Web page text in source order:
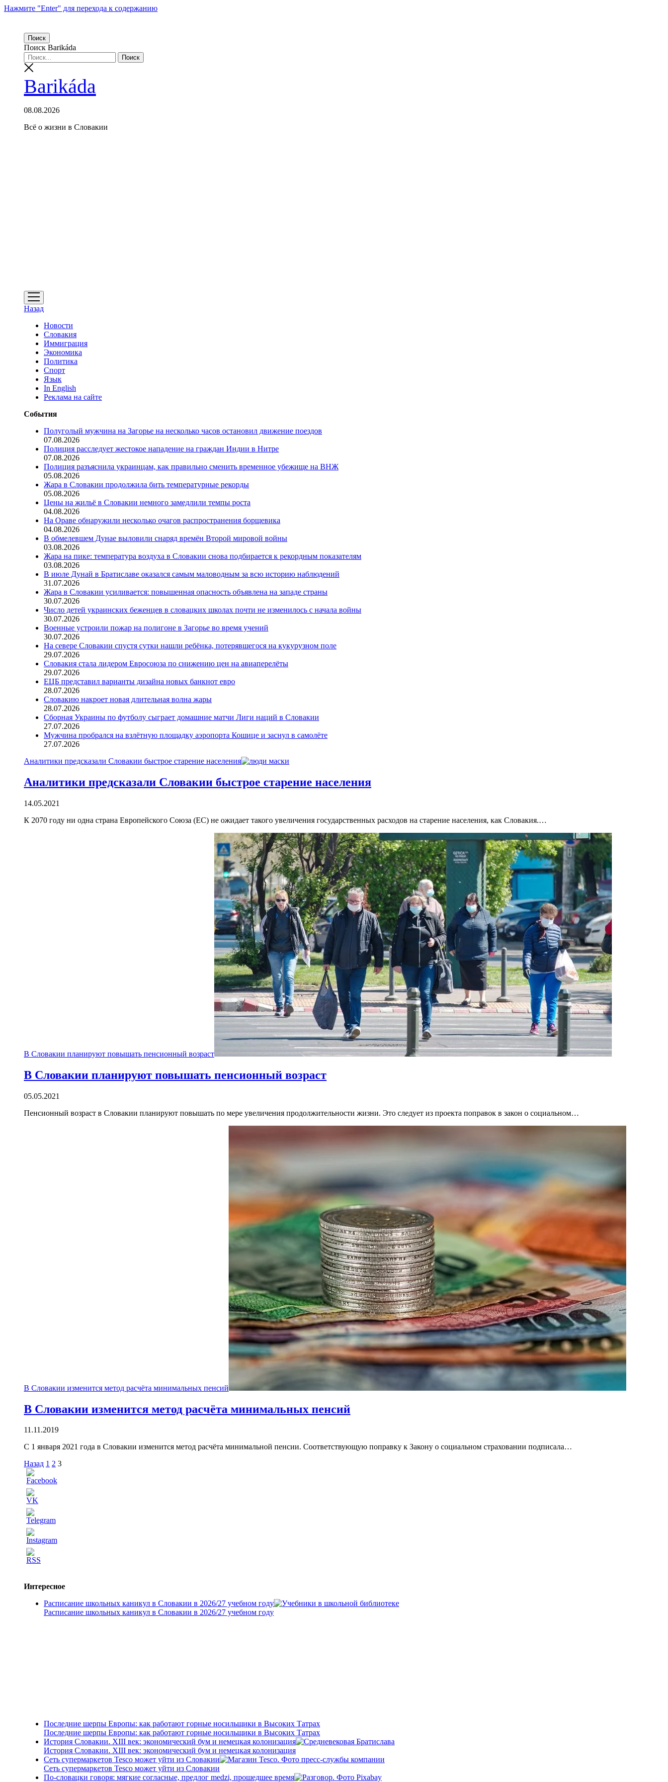
Нажмите "Enter" для перехода к содержанию
Поиск
Поиск Barikáda
Barikáda
08.08.2026
Всё о жизни в Словакии
открыть
меню
Назад
Новости
Словакия
Иммиграция
Экономика
Политика
Спорт
Язык
In English
Реклама на сайте
События
Полуголый мужчина на Загорье на несколько часов остановил движение поездов
07.08.2026
Полиция расследует жестокое нападение на граждан Индии в Нитре
07.08.2026
Полиция разъяснила украинцам, как правильно сменить временное убежище на ВНЖ
05.08.2026
Жара в Словакии продолжила бить температурные рекорды
05.08.2026
Цены на жильё в Словакии немного замедлили темпы роста
04.08.2026
На Ораве обнаружили несколько очагов распространения борщевика
04.08.2026
В обмелевшем Дунае выловили снаряд времён Второй мировой войны
03.08.2026
Жара на пике: температура воздуха в Словакии снова подбирается к рекордным показателям
03.08.2026
В июле Дунай в Братиславе оказался самым маловодным за всю историю наблюдений
31.07.2026
Жара в Словакии усиливается: повышенная опасность объявлена на западе страны
30.07.2026
Число детей украинских беженцев в словацких школах почти не изменилось с начала войны
30.07.2026
Военные устроили пожар на полигоне в Загорье во время учений
30.07.2026
На севере Словакии спустя сутки нашли ребёнка, потерявшегося на кукурузном поле
29.07.2026
Словакия стала лидером Евросоюза по снижению цен на авиаперелёты
29.07.2026
ЕЦБ представил варианты дизайна новых банкнот евро
28.07.2026
Словакию накроет новая длительная волна жары
28.07.2026
Сборная Украины по футболу сыграет домашние матчи Лиги наций в Словакии
27.07.2026
Мужчина пробрался на взлётную площадку аэропорта Кошице и заснул в самолёте
27.07.2026
Аналитики предсказали Словакии быстрое старение населения
Аналитики предсказали Словакии быстрое старение населения
14.05.2021
К 2070 году ни одна страна Европейского Союза (ЕС) не ожидает такого увеличения государственных расходов на старение населения, как Словакия.…
В Словакии планируют повышать пенсионный возраст
В Словакии планируют повышать пенсионный возраст
05.05.2021
Пенсионный возраст в Словакии планируют повышать по мере увеличения продолжительности жизни. Это следует из проекта поправок в закон о социальном…
В Словакии изменится метод расчёта минимальных пенсий
В Словакии изменится метод расчёта минимальных пенсий
11.11.2019
С 1 января 2021 года в Словакии изменится метод расчёта минимальной пенсии. Соответствующую поправку к Закону о социальном страховании подписала…
Пагинация
записей
Назад 1 2 3
Интересное
Расписание школьных каникул в Словакии в 2026/27 учебном году
Расписание школьных каникул в Словакии в 2026/27 учебном году
Последние шерпы Европы: как работают горные носильщики в Высоких Татрах
Последние шерпы Европы: как работают горные носильщики в Высоких Татрах
История Словакии. XIII век: экономический бум и немецкая колонизация
История Словакии. XIII век: экономический бум и немецкая колонизация
Сеть супермаркетов Tesco может уйти из Словакии
Сеть супермаркетов Tesco может уйти из Словакии
По-словацки говоря: мягкие согласные, предлог medzi, прошедшее время